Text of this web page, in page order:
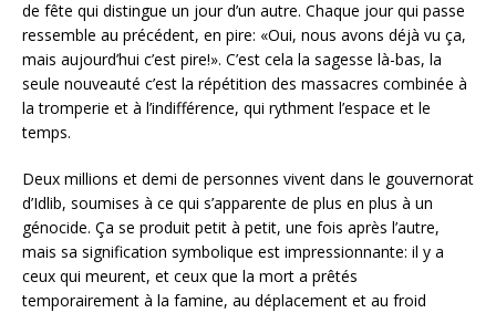
de fête qui distingue un jour d’un autre. Chaque jour qui passe
ressemble au précédent, en pire: «Oui, nous avons déjà vu ça,
mais aujourd’hui c’est pire!». C’est cela la sagesse là-bas, la
seule nouveauté c’est la répétition des massacres combinée à
la tromperie et à l’indifférence, qui rythment l’espace et le
temps.
Deux millions et demi de personnes vivent dans le gouvernorat
d’Idlib, soumises à ce qui s’apparente de plus en plus à un
génocide. Ça se produit petit à petit, une fois après l’autre,
mais sa signification symbolique est impressionnante: il y a
ceux qui meurent, et ceux que la mort a prêtés
temporairement à la famine, au déplacement et au froid